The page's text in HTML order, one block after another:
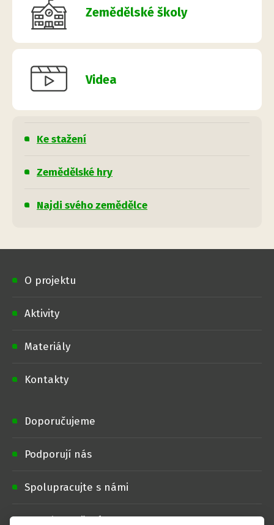
Zemědělské školy
Videa
Ke stažení
Zemědělské hry
Najdi svého zemědělce
O projektu
Aktivity
Materiály
Kontakty
Doporučujeme
Podporují nás
Spolupracujte s námi
Loga ke stažení